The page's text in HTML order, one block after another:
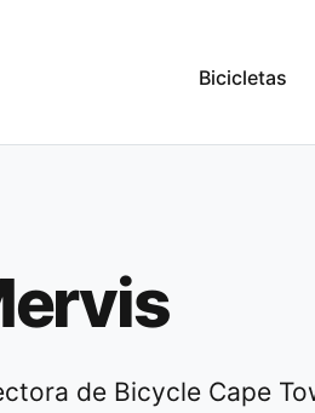
Bicicletas
de Bicycle Cape